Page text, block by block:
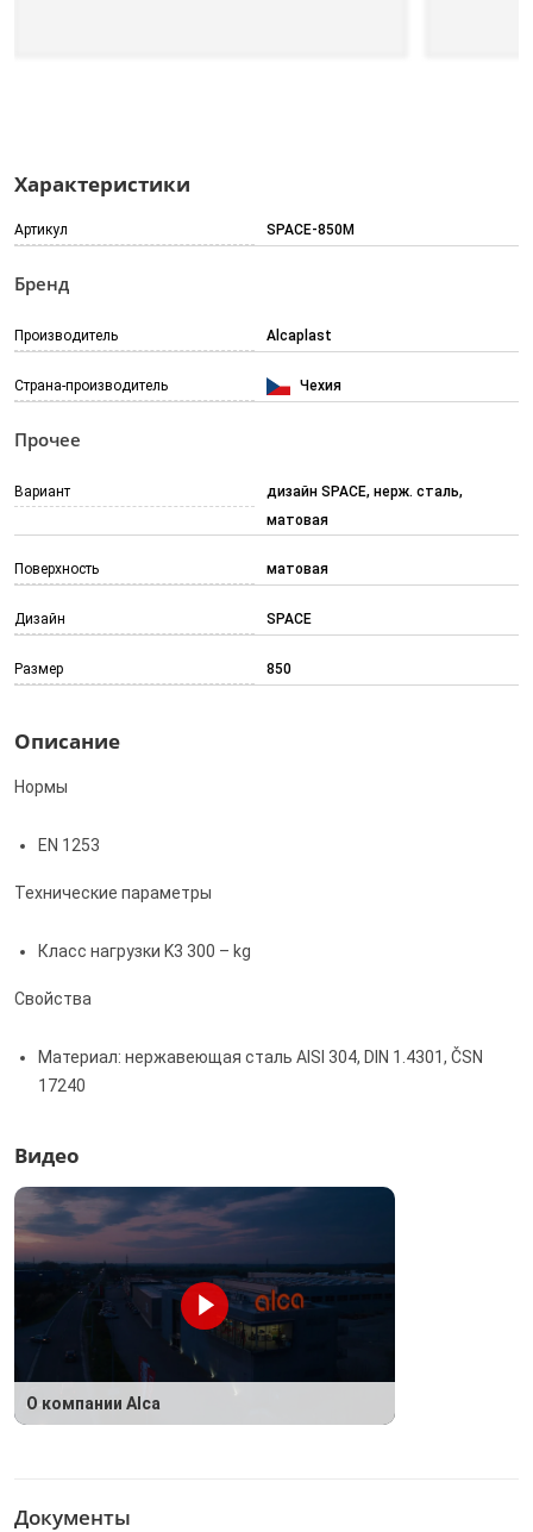
Характеристики
Артикул SPACE-850M
Бренд
Производитель Alcaplast
Страна-производитель Чехия
Прочее
Вариант
дизайн SPACE, нерж. сталь,
матовая
Поверхность матовая
Дизайн SPACE
Размер 850
Описание
Нормы
EN 1253
Технические параметры
Класс нагрузки K3 300 – kg
Свойства
Материал: нержавеющая сталь AISI 304, DIN 1.4301, ČSN
17240
Видео
О компании Alca
Документы